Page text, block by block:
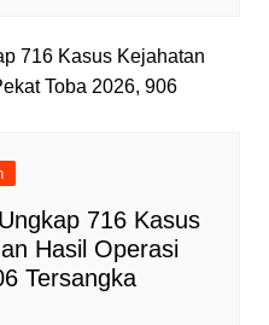
716 Kasus
Hasil Operasi
Tersangka